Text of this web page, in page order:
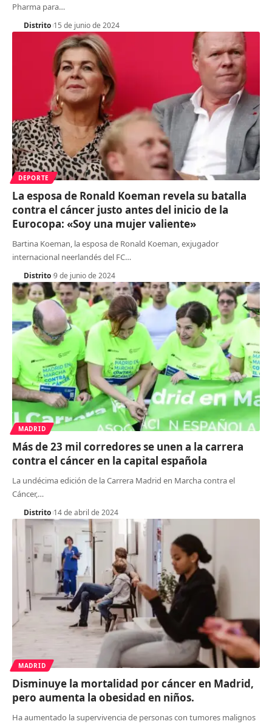
Pharma para…
Distrito 15 de junio de 2024
DEPORTE
La esposa de Ronald Koeman revela su batalla
contra el cáncer justo antes del inicio de la
Eurocopa: «Soy una mujer valiente»
Bartina Koeman, la esposa de Ronald Koeman, exjugador
internacional neerlandés del FC…
Distrito 9 de junio de 2024
MADRID
Más de 23 mil corredores se unen a la carrera
contra el cáncer en la capital española
La undécima edición de la Carrera Madrid en Marcha contra el
Cáncer,…
Distrito 14 de abril de 2024
MADRID
Disminuye la mortalidad por cáncer en Madrid,
pero aumenta la obesidad en niños.
Ha aumentado la supervivencia de personas con tumores malignos